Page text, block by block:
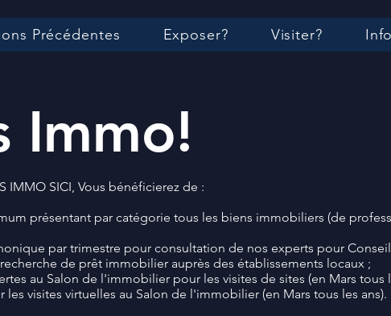
Précédentes Exposer? Visiter?
Immo!
IMMO SICI, Vous bénéficierez de :
présentant par catégorie tous les biens immobiliers (de
par trimestre pour consultation de nos experts pour
de prêt immobilier auprès des établissements locaux ;
au Salon de l'immobilier pour les visites de sites (en Mars tous
les visites virtuelles au Salon de l'immobilier (en Mars tous les ans).